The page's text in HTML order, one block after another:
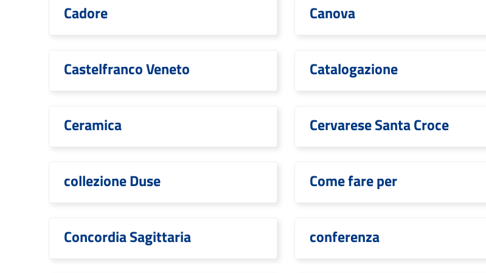
Cadore Canova
Castelfranco Veneto Catalogazione
Ceramica Cervarese Santa Croce
collezione Duse Come fare per
Concordia Sagittaria conferenza